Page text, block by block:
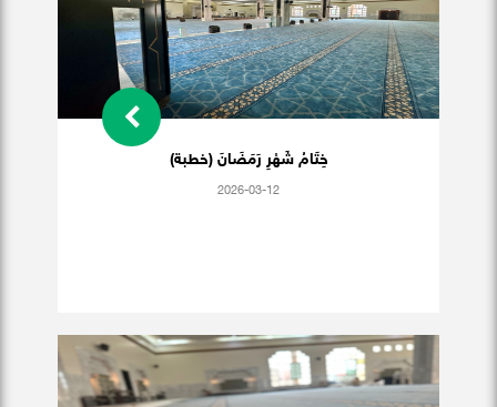
خِتَامُ شَهْرِ رَمَضَانَ (خطبة)
2026-03-12